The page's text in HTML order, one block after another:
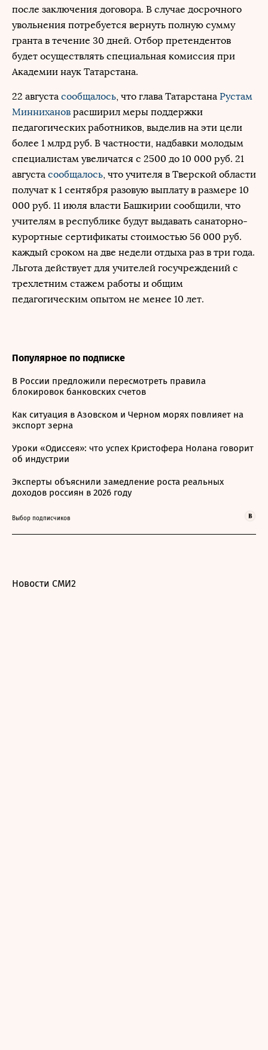
после заключения договора. В случае досрочного
увольнения потребуется вернуть полную сумму
гранта в течение 30 дней. Отбор претендентов
будет осуществлять специальная комиссия при
Академии наук Татарстана.
22 августа сообщалось, что глава Татарстана Рустам
Минниханов расширил меры поддержки
педагогических работников, выделив на эти цели
более 1 млрд руб. В частности, надбавки молодым
специалистам увеличатся с 2500 до 10 000 руб. 21
августа сообщалось, что учителя в Тверской области
получат к 1 сентября разовую выплату в размере 10
000 руб. 11 июля власти Башкирии сообщили, что
учителям в республике будут выдавать санаторно-
курортные сертификаты стоимостью 56 000 руб.
каждый сроком на две недели отдыха раз в три года.
Льгота действует для учителей госучреждений с
трехлетним стажем работы и общим
педагогическим опытом не менее 10 лет.
Популярное по подписке
В России предложили пересмотреть правила
блокировок банковских счетов
Как ситуация в Азовском и Черном морях повлияет на
экспорт зерна
Уроки «Одиссея»: что успех Кристофера Нолана говорит
об индустрии
Эксперты объяснили замедление роста реальных
доходов россиян в 2026 году
Выбор подписчиков
Новости СМИ2